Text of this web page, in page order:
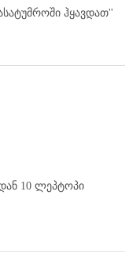
ჰყავდათ''
10 ლეპტოპი